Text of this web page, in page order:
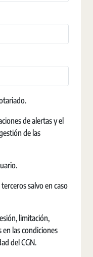
de alertas y el
de las
salvo en caso
limitación,
las condiciones
del CGN.